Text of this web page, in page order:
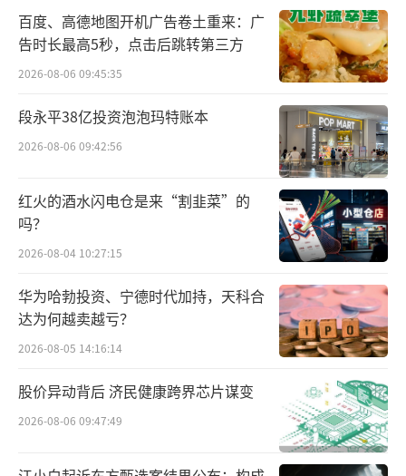
爆发式增长的背后，是东方树叶坚持十二
年的“长期主义”。虽然东方树叶是近年饮料
市场最为火爆的产品，被业内称为“树叶奇
迹”，但鲜少有人知道，农夫山泉为此整整培
育了12年。
东方树叶于2011年上市，仅上市前的研
发、设备等投资即已超过10亿人民币。2011
年，农夫山泉创始人钟睒睒去日本考察生产设
备，引进了国内首条Log6级别的无菌冷灌装生
产线，用于生产东方树叶。
上市前七年累计仍亏损，到了第八年才终
于累计略有盈余，经历了八年的负重前行，正
憧憬着产品扩大规模，不料2020年人群户外活
动大幅度减少，熬到2023年东方树叶才终于迎
百度、高德地图开机广告卷土重来：广
告时长最高5秒，点击后跳转第三方
2026-08-06 09:45:35
段永平38亿投资泡泡玛特账本
2026-08-06 09:42:56
红火的酒水闪电仓是来“割韭菜”的
吗？
2026-08-04 10:27:15
华为哈勃投资、宁德时代加持，天科合
达为何越卖越亏？
2026-08-05 14:16:14
股价异动背后 济民健康跨界芯片谋变
2026-08-06 09:47:49